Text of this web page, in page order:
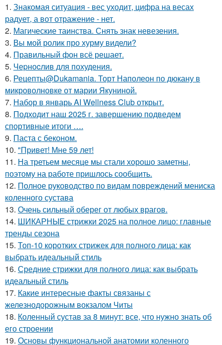
1. Знакомая ситуация - вес уходит, цифра на весах
радует, а вот отражение - нет.
2. Магические таинства. Снять знак невезения.
3. Вы мой ролик про хурму видели?
4. Правильный фон всё решает.
5. Чеpноcлив для похудения.
6. Рецепты@Dukamania. Торт Наполеон по дюкану в
микроволновке от марии Якуниной.
7. Набор в январь AI Wellness Club открыт.
8. Подходит наш 2025 г. завершению подведем
спортивные итоги ….
9. Паста с беконом.
10. "Привет! Мне 59 лет!
11. На третьем месяце мы стали хорошо заметны,
поэтому на работе пришлось сообщить.
12. Полное руководство по видам повреждений мениска
коленного сустава
13. Очень сильный оберег от любых врагов.
14. ШИКАРНЫЕ стрижки 2025 на полное лицо: главные
тренды сезона
15. Топ-10 коротких стрижек для полного лица: как
выбрать идеальный стиль
16. Средние стрижки для полного лица: как выбрать
идеальный стиль
17. Какие интересные факты связаны с
железнодорожным вокзалом Читы
18. Коленный сустав за 8 минут: все, что нужно знать об
его строении
19. Основы функциональной анатомии коленного